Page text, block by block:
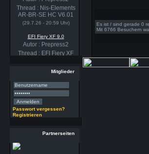
Thread : Nis-Elements
AR-BR-SE HC V6.01
(29.7.26 - 20:59 Uhr)
Autor : Prepress2
Thread : EFI Fiery XF
9.0
Autor : Prepress2
Thread : PSSE 36.3.1
(29.7.26 - 20:58 Uhr)
29 RSoft v2025
Thread : 29 RSoft
Mitglieder
Passwort vergessen?
Registrieren
Partnerseiten
Es ist / sind gerade 0
Mit 6766 Besuchern